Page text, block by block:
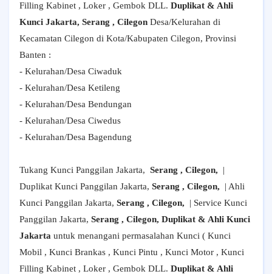
Filling Kabinet , Loker , Gembok DLL. Duplikat & Ahli
Kunci Jakarta, Serang , Cilegon Desa/Kelurahan di
Kecamatan Cilegon di Kota/Kabupaten Cilegon, Provinsi
Banten :
- Kelurahan/Desa Ciwaduk
- Kelurahan/Desa Ketileng
- Kelurahan/Desa Bendungan
- Kelurahan/Desa Ciwedus
- Kelurahan/Desa Bagendung
Tukang Kunci Panggilan Jakarta, Serang , Cilegon,
|
Duplikat Kunci Panggilan Jakarta, Serang , Cilegon,
| Ahli
Kunci Panggilan Jakarta, Serang , Cilegon,
| Service Kunci
Panggilan Jakarta, Serang , Cilegon, Duplikat & Ahli Kunci
Jakarta untuk menangani permasalahan Kunci ( Kunci
Mobil , Kunci Brankas , Kunci Pintu , Kunci Motor , Kunci
Filling Kabinet , Loker , Gembok DLL. Duplikat & Ahli